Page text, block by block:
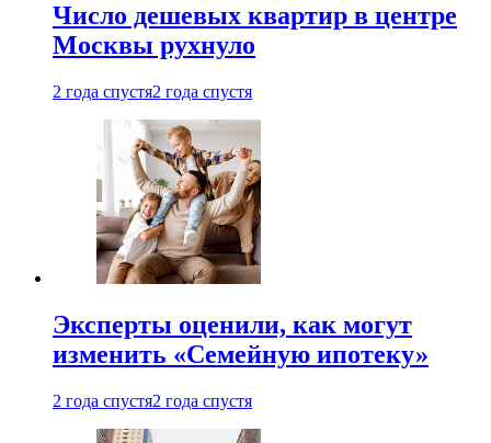
Число дешевых квартир в центре
Москвы рухнуло
2 года спустя2 года спустя
Эксперты оценили, как могут
изменить «Семейную ипотеку»
2 года спустя2 года спустя